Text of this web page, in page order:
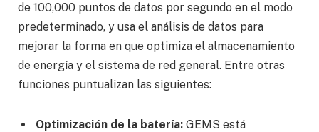
de 100,000 puntos de datos por segundo en el modo
predeterminado, y usa el análisis de datos para
mejorar la forma en que optimiza el almacenamiento
de energía y el sistema de red general. Entre otras
funciones puntualizan las siguientes:
Optimización de la batería: GEMS está